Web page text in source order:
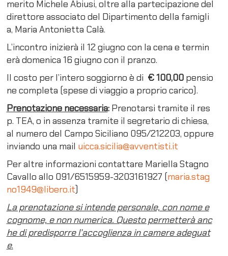
merito Michele Abiusi, oltre alla partecipazione del
direttore associato del Dipartimento della famigli
a, Maria Antonietta Calà.
L’incontro inizierà il 12 giugno con la cena e termin
erà domenica 16 giugno con il pranzo.
Il costo per l’intero soggiorno è di € 100,00pensio
ne completa (spese di viaggio a proprio carico).
Prenotazione necessaria:Prenotarsi tramite il res
p. TEA, o in assenza tramite il segretario di chiesa,
al numero del Campo Siciliano 095/212203, oppure
inviando una mail uicca.sicilia@avventisti.it
Per altre informazioni contattare Mariella Stagno
Cavallo allo 091/6515959-3203161927 (maria.stag
no1949@libero.it)
La prenotazione si intende personale, con nome e
cognome, e non numerica. Questo permetterà anc
he di predisporre l’accoglienza in camere adeguat
e.